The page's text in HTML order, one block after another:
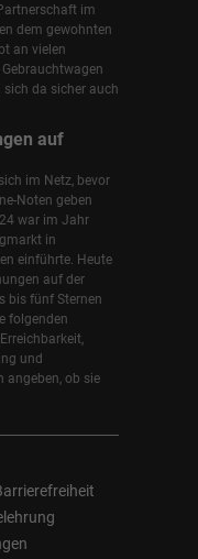
im
dem gewohnten
an vielen
da sicher auch
auf
im Netz, bevor
Noten geben
war im Jahr
in
einführte. Heute
auf der
bis fünf Sternen
folgenden
und
angeben, ob sie